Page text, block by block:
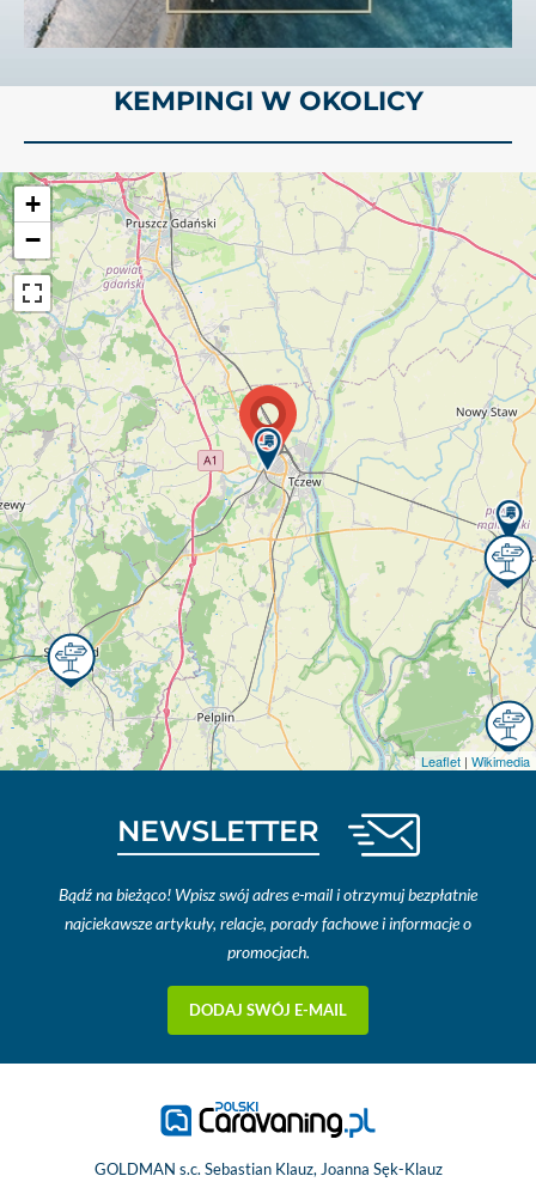
KEMPINGI W OKOLICY
+
−
Leaflet | Wikimedia
NEWSLETTER
Bądź na bieżąco! Wpisz swój adres e-mail i otrzymuj bezpłatnie
najciekawsze artykuły, relacje, porady fachowe i informacje o
promocjach.
DODAJ SWÓJ E-MAIL
GOLDMAN s.c. Sebastian Klauz, Joanna Sęk-Klauz